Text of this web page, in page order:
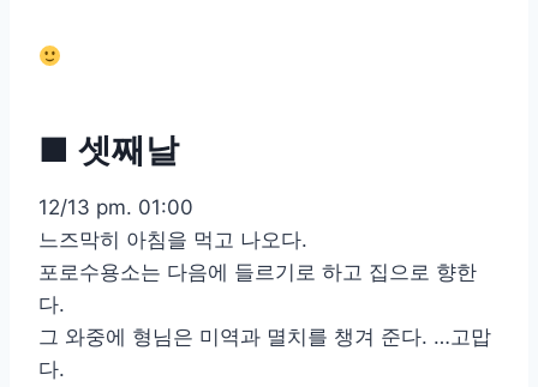
■ 셋째날
12/13 pm. 01:00
느즈막히 아침을 먹고 나오다.
포로수용소는 다음에 들르기로 하고 집으로 향한
다.
그 와중에 형님은 미역과 멸치를 챙겨 준다. …고맙
다.